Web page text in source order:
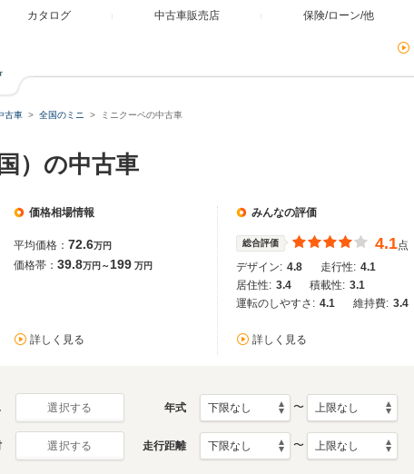
カタログ 中古車販売店 保険/ローン/他
古車 全国のミニ ミニクーペの中古車
）の中古車
価格相場情報
平均価格： 72.6万円
価格帯： 39.8万円～199 万円
詳しく見る
みんなの評価
総合評価 4.1点
デザイン: 4.8 走行性: 4.1
居住性: 3.4 積載性: 3.1
運転のしやすさ: 4.1 維持費: 3.4
詳しく見る
選択する 年式 〜
選択する 走行距離 〜